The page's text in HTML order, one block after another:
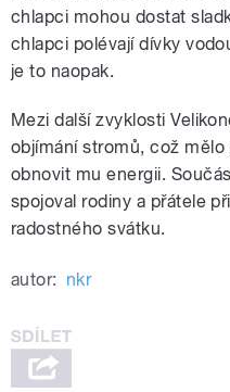
chlapci mohou dostat
chlapci polévají dívky
je to naopak.
Mezi další zvyklosti
objímání stromů, což
obnovit mu energii.
spojoval rodiny a přátele
radostného svátku.
autor: nkr